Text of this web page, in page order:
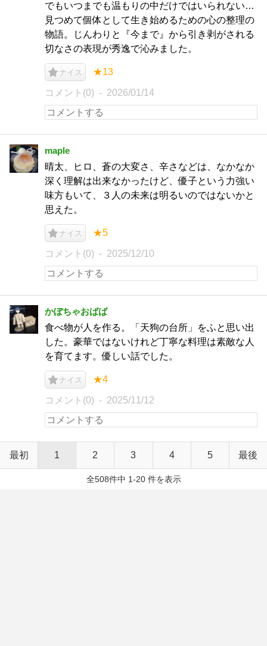
でもいつまでも温もりの中だけではいられない…
見つめて個体として生き始めるための心の整理の
物語。じんわりと『今まで』から引き剥がされる
切なさの表現が秀逸で沁みました。
ナイス ★13
コメント(0) 2026/01/14
maple
晴太、ヒロ、蒼の大変さ、辛さなどは、なかなか
深く理解は出来なかったけど、優子という力強い
味方もいて、３人の未来は明るいのではないかと
思えた。
ナイス ★5
コメント(0) 2025/12/10
かぼちゃおばば
食べ物が人を作る。「天狗の台所」をふと思い出
した。豪華ではないけれど丁寧な料理は素敵な人
を育てます。優しい話でした。
ナイス ★4
コメント(0) 2025/11/12
最初 1 2 3 4 5 最後
全508件中 1-20 件を表示